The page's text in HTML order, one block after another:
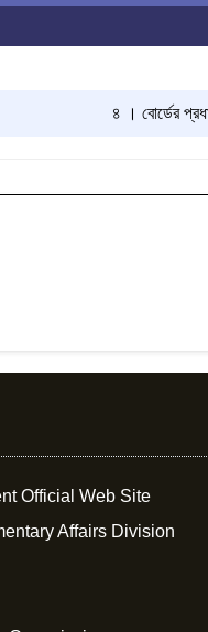
৪ । বোর্ডের
Official Web Site
Affairs Division